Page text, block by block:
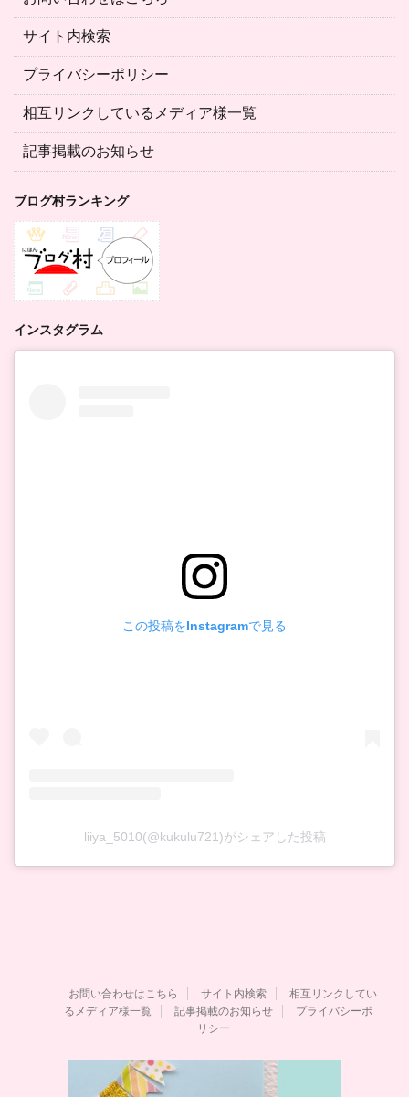
サイト内検索
プライバシーポリシー
相互リンクしているメディア様一覧
記事掲載のお知らせ
ブログ村ランキング
インスタグラム
この投稿をInstagramで見る
liiya_5010(@kukulu721)がシェアした投稿
お問い合わせはこちら サイト内検索
相互リンクしてい
るメディア様一覧
記事掲載のお知らせ
プライバシーポ
リシー